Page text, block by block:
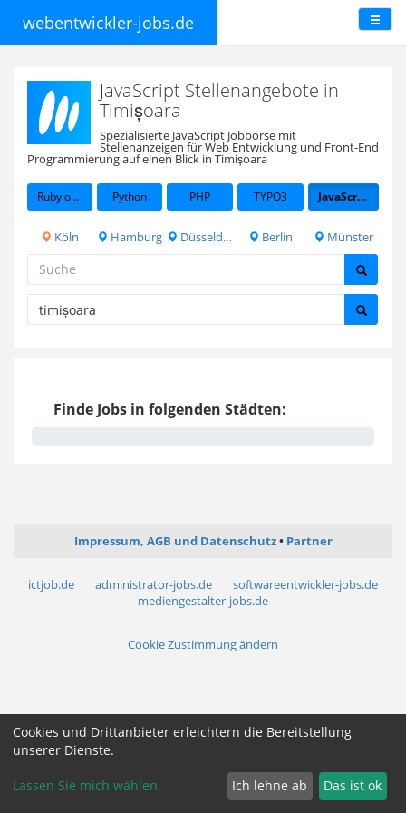
webentwickler-jobs.de
JavaScript Stellenangebote in
Timișoara
Spezialisierte JavaScript Jobbörse mit
Stellenanzeigen für Web Entwicklung und Front-End
Programmierung auf einen Blick in Timișoara
Ruby on Rails Python PHP TYPO3 JavaScript
Köln Hamburg Düsseldorf Berlin Münster
Finde Jobs in folgenden Städten:
Impressum, AGB und Datenschutz Partner
ictjob.de administrator-jobs.de
softwareentwickler-jobs.de
mediengestalter-jobs.de
Cookie Zustimmung ändern
Cookies und Drittanbieter erleichtern die Bereitstellung
unserer Dienste.
Lassen Sie mich wählen Ich lehne ab Das ist ok